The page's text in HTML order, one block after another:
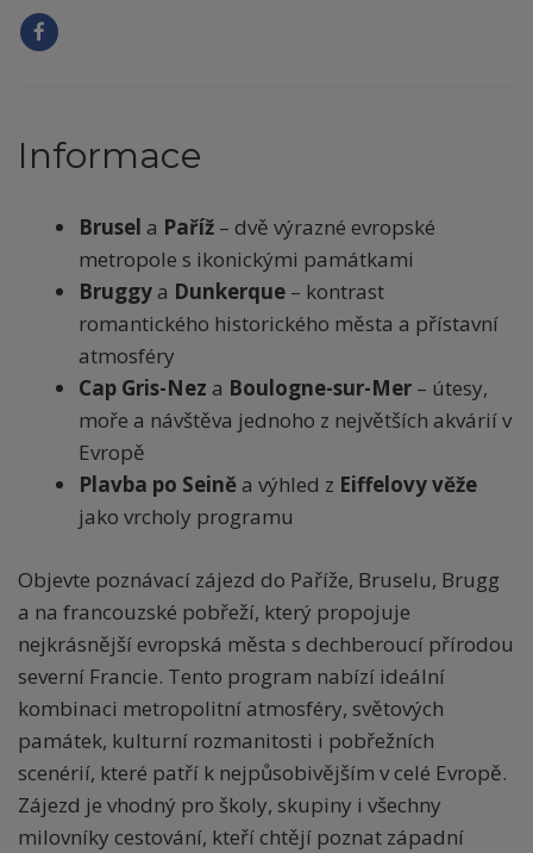
Informace
Brusel a Paříž – dvě výrazné evropské
metropole s ikonickými památkami
Bruggya Dunkerque – kontrast
romantického historického města a přístavní
atmosféry
Cap Gris-Nez a Boulogne-sur-Mer – útesy,
moře a návštěva jednoho z největších akvárií v
Evropě
Plavba po Seiněa výhled z Eiffelovy věže
jako vrcholy programu
Objevte poznávací zájezd do Paříže, Bruselu, Brugg
a na francouzské pobřeží, který propojuje
nejkrásnější evropská města s dechberoucí přírodou
severní Francie. Tento program nabízí ideální
kombinaci metropolitní atmosféry, světových
památek, kulturní rozmanitosti i pobřežních
scenérií, které patří k nejpůsobivějším v celé Evropě.
Zájezd je vhodný pro školy, skupiny i všechny
milovníky cestování, kteří chtějí poznat západní